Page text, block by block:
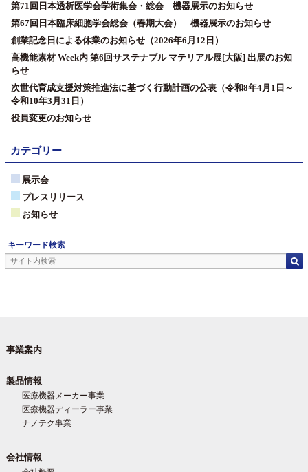
第71回日本透析医学会学術集会・総会 機器展示のお知らせ
第67回日本臨床細胞学会総会（春期大会） 機器展示のお知らせ
創業記念日による休業のお知らせ（2026年6月12日）
高機能素材 Week内 第6回サステナブル マテリアル展[大阪] 出展のお知
らせ
次世代育成支援対策推進法に基づく行動計画の公表（令和8年4月1日～
令和10年3月31日）
役員変更のお知らせ
カテゴリー
お知らせ
プレスリリース
展示会
キーワード検索
事業案内
製品情報
医療機器メーカー事業
医療機器ディーラー事業
ナノテク事業
会社情報